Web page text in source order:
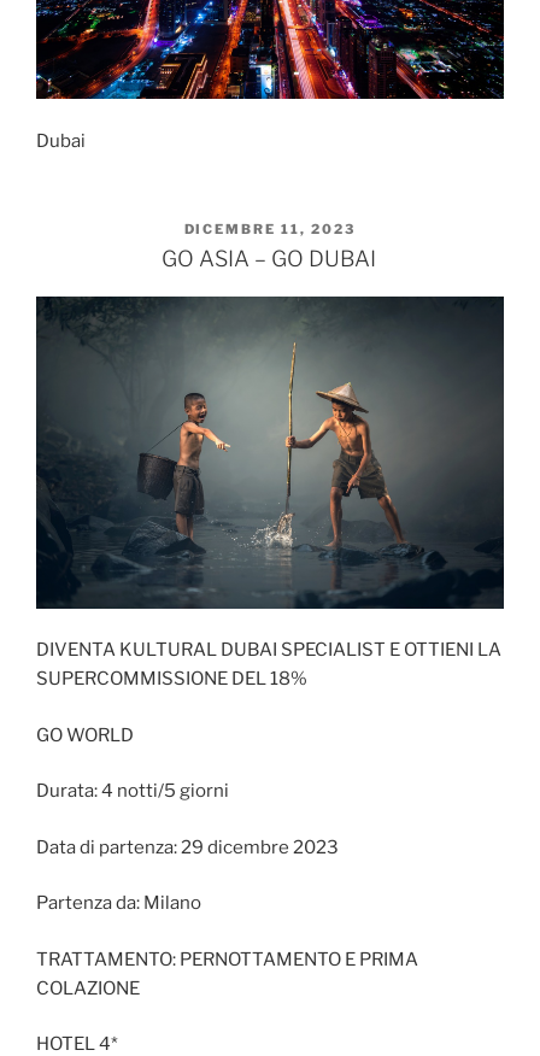
Dubai
PUBBLICATO
IL
DICEMBRE 11, 2023
GO ASIA – GO DUBAI
DIVENTA KULTURAL DUBAI SPECIALIST E OTTIENI LA
SUPERCOMMISSIONE DEL 18%
GO WORLD
Durata: 4 notti/5 giorni
Data di partenza: 29 dicembre 2023
Partenza da: Milano
TRATTAMENTO: PERNOTTAMENTO E PRIMA
COLAZIONE
HOTEL 4*